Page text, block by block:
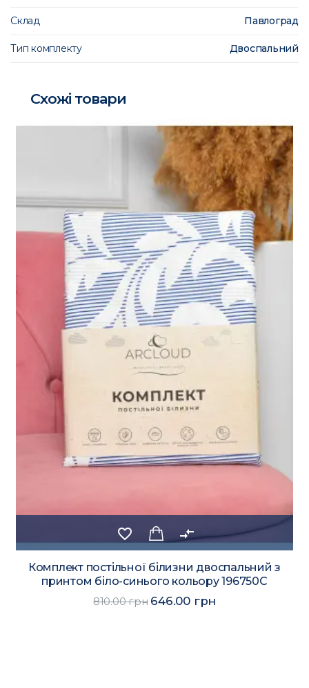
Склад Павлоград
Тип комплекту Двоспальний
Схожі товари
favorite_border compare_arrows
Комплект постільної білизни двоспальний з
принтом біло-синього кольору 196750C
810.00 грн 646.00 грн